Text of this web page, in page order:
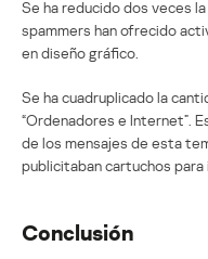
Se ha reducido dos veces
spammers han ofrecido
en diseño gráfico.
Se ha cuadruplicado la
“Ordenadores e Internet”.
de los mensajes de esta
publicitaban cartuchos para
Conclusión